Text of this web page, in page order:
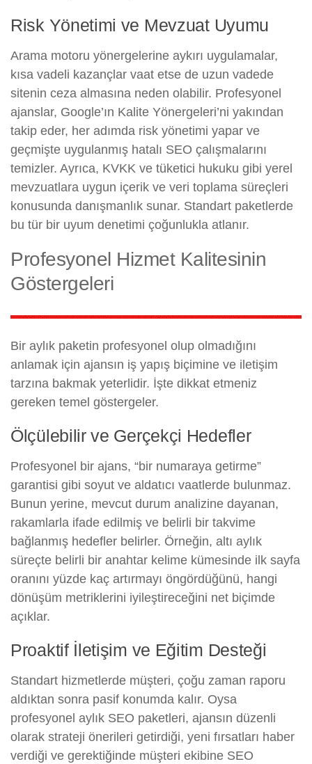
Risk Yönetimi ve Mevzuat Uyumu
Arama motoru yönergelerine aykırı uygulamalar,
kısa vadeli kazançlar vaat etse de uzun vadede
sitenin ceza almasına neden olabilir. Profesyonel
ajanslar, Google’ın Kalite Yönergeleri’ni yakından
takip eder, her adımda risk yönetimi yapar ve
geçmişte uygulanmış hatalı SEO çalışmalarını
temizler. Ayrıca, KVKK ve tüketici hukuku gibi yerel
mevzuatlara uygun içerik ve veri toplama süreçleri
konusunda danışmanlık sunar. Standart paketlerde
bu tür bir uyum denetimi çoğunlukla atlanır.
Profesyonel Hizmet Kalitesinin
Göstergeleri
Bir aylık paketin profesyonel olup olmadığını
anlamak için ajansın iş yapış biçimine ve iletişim
tarzına bakmak yeterlidir. İşte dikkat etmeniz
gereken temel göstergeler.
Ölçülebilir ve Gerçekçi Hedefler
Profesyonel bir ajans, “bir numaraya getirme”
garantisi gibi soyut ve aldatıcı vaatlerde bulunmaz.
Bunun yerine, mevcut durum analizine dayanan,
rakamlarla ifade edilmiş ve belirli bir takvime
bağlanmış hedefler belirler. Örneğin, altı aylık
süreçte belirli bir anahtar kelime kümesinde ilk sayfa
oranını yüzde kaç artırmayı öngördüğünü, hangi
dönüşüm metriklerini iyileştireceğini net biçimde
açıklar.
Proaktif İletişim ve Eğitim Desteği
Standart hizmetlerde müşteri, çoğu zaman raporu
aldıktan sonra pasif konumda kalır. Oysa
profesyonel aylık SEO paketleri, ajansın düzenli
olarak strateji önerileri getirdiği, yeni fırsatları haber
verdiği ve gerektiğinde müşteri ekibine SEO